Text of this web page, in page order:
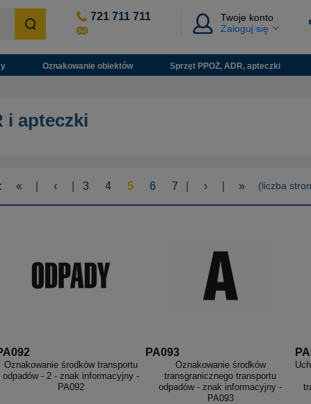
721 711 711
Twoje konto
Zaloguj się
Oznakowanie obiektów Sprzęt PPOŻ, ADR, apteczki
i apteczki
« ‹ 3 4 5 6 7 › » (liczba
Oznakowanie środków transportu
odpadów - 2 - znak informacyjny -
PA092
PA093
Oznakowanie środków
transgranicznego transportu
odpadów - znak informacyjny -
PA093